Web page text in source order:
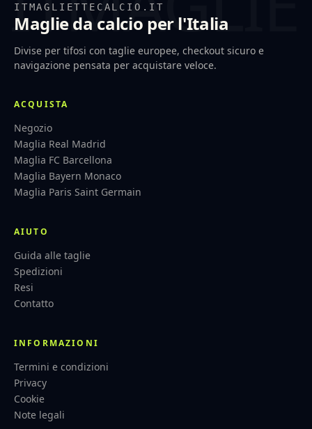
ITMAGLIETTECALCIO.IT
Maglie da calcio per l'Italia
Divise per tifosi con taglie europee, checkout sicuro e
navigazione pensata per acquistare veloce.
ACQUISTA
Negozio
Maglia Real Madrid
Maglia FC Barcellona
Maglia Bayern Monaco
Maglia Paris Saint Germain
AIUTO
Guida alle taglie
Spedizioni
Resi
Contatto
INFORMAZIONI
Termini e condizioni
Privacy
Cookie
Note legali